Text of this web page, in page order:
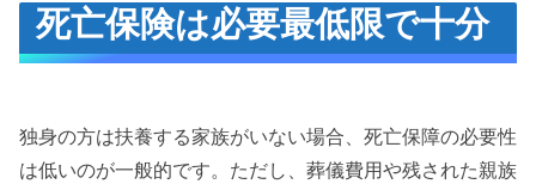
死亡保険は必要最低限で十分
独身の方は扶養する家族がいない場合、死亡保障の必要性
は低いのが一般的です。ただし、葬儀費用や残された親族